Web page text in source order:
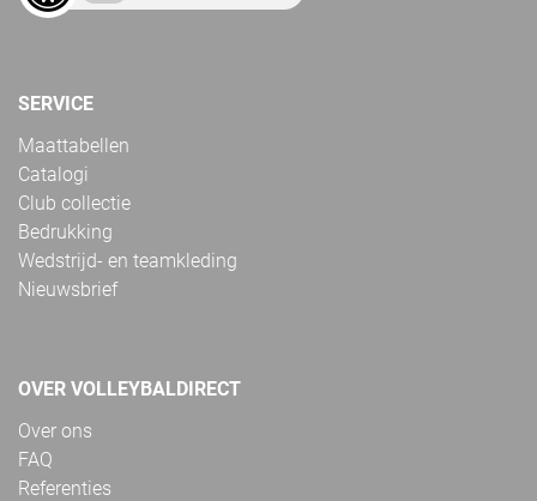
SERVICE
Maattabellen
Catalogi
Club collectie
Bedrukking
Wedstrijd- en teamkleding
Nieuwsbrief
OVER VOLLEYBALDIRECT
Over ons
FAQ
Referenties